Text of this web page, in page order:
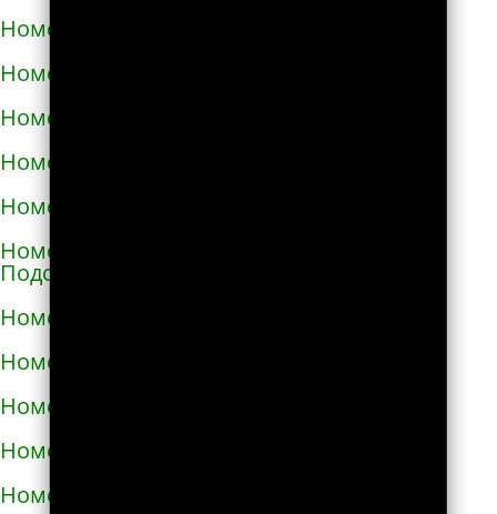
Номера телефонов такси в Марганце
Номера телефонов такси в Мелитополе
Номера телефонов такси в Мене
Номера телефонов такси в Миргороде
Номера телефонов такси в Мироновке
Номера телефонов такси в Могилёве-
Подольском
Номера телефонов такси в Мукачево
Номера телефонов такси в Надворной
Номера телефонов такси в Нежине
Номера телефонов такси в Немирове
Номера телефонов такси в Нетешине